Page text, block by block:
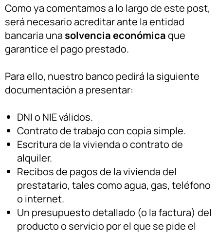
Como ya comentamos a lo largo de este post,
será necesario acreditar ante la entidad
bancaria una solvencia económicaque
garantice el pago prestado.
Para ello, nuestro banco pedirá la siguiente
documentación a presentar:
DNI o NIE válidos.
Contrato de trabajo con copia simple.
Escritura de la vivienda o contrato de
alquiler.
Recibos de pagos de la vivienda del
prestatario, tales como agua, gas, teléfono
o internet.
Un presupuesto detallado (o la factura) del
producto o servicio por el que se pide el